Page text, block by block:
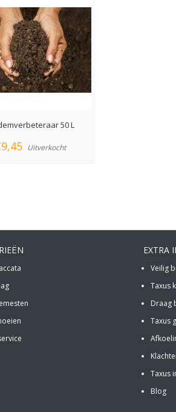
50 L
Uitverkocht
EXTRA
Veilig
Taxus
Draag
Taxus
Taxus
Blog